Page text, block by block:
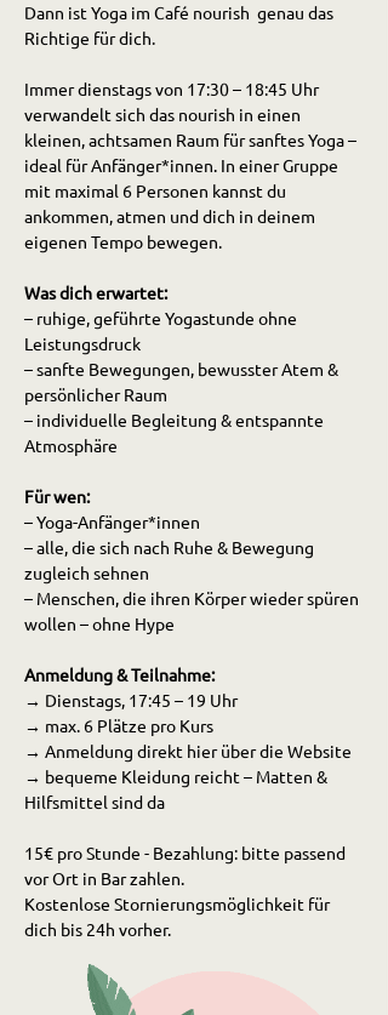
Dann ist Yoga im Café nourish  genau das
Richtige für dich.
Immer dienstags von 17:30 – 18:45 Uhr
verwandelt sich das nourish in einen
kleinen, achtsamen Raum für sanftes Yoga –
ideal für Anfänger*innen. In einer Gruppe
mit maximal 6 Personen kannst du
ankommen, atmen und dich in deinem
eigenen Tempo bewegen.
Was dich erwartet:
– ruhige, geführte Yogastunde ohne
Leistungsdruck
– sanfte Bewegungen, bewusster Atem &
persönlicher Raum
– individuelle Begleitung & entspannte
Atmosphäre
Für wen:
– Yoga-Anfänger*innen
– alle, die sich nach Ruhe & Bewegung
zugleich sehnen
– Menschen, die ihren Körper wieder spüren
wollen – ohne Hype
Anmeldung & Teilnahme:
→ Dienstags, 17:45 – 19 Uhr
→ max. 6 Plätze pro Kurs
→ Anmeldung direkt hier über die Website
→ bequeme Kleidung reicht – Matten &
Hilfsmittel sind da
15€ pro Stunde - Bezahlung: bitte passend
vor Ort in Bar zahlen.
Kostenlose Stornierungsmöglichkeit für
dich bis 24h vorher.